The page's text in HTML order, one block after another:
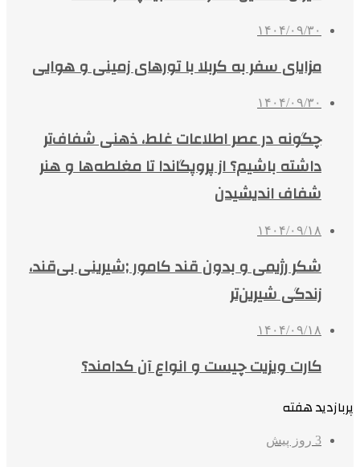
۱۴۰۴/۰۹/۳۰
مزایای سفر به کربلا با تورهای زمینی و هوایی
۱۴۰۴/۰۹/۳۰
چگونه در عصر اطلاعات غلط، ذهنی شفاف‌تر
داشته باشیم؟ از پروپگاندا تا مغلطه‌ها و هنر
شفاف اندیشیدن
۱۴۰۴/۰۹/۱۸
شکر رژیمی و بدون قند کامور ;شیرینی بی‌قند،
زندگی شیرین‌تر
۱۴۰۴/۰۹/۱۸
کارت ویزیت چیست و انواع آن کدامند؟
پربازدید هفته
3 روز پیش